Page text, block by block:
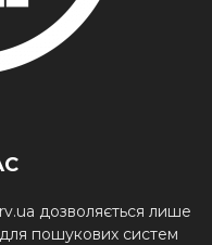
дозволяється лише
пошукових систем